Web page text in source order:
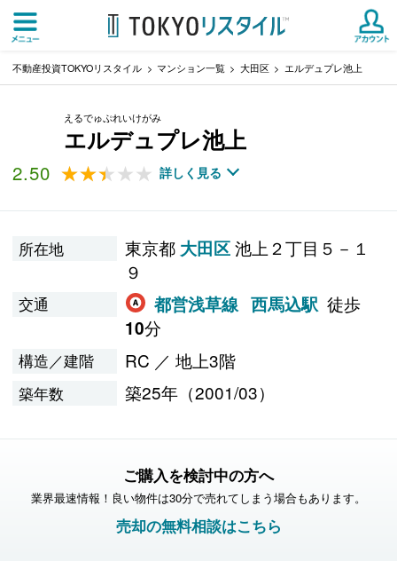
不動産投資TOKYOリスタイル マンション一覧 大田区 エルデュプレ池上
えるでゅぷれいけがみ
エルデュプレ池上
2.50 ★★★★★
★★★★★ 詳しく見る
所在地 東京都 大田区池上２丁目５－１
９
交通 都営浅草線 西馬込駅 徒歩
10分
構造／建階 RC ／ 地上3階
築年数 築25年（2001/03）
ご購入を検討中の方へ
業界最速情報！良い物件は30分で売れてしまう場合もあります。
売却の無料相談はこちら